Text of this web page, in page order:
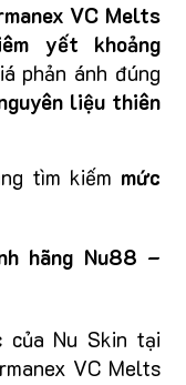
VC Melts
yết khoảng
phản ánh đúng
liệu thiên
tìm kiếm mức
hãng Nu88 –
Nu Skin tại
VC Melts